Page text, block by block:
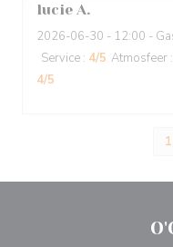
lucie A
2026-06-30 - 12:00 -
Service : 4/5 Atmosfeer :
4/5
1